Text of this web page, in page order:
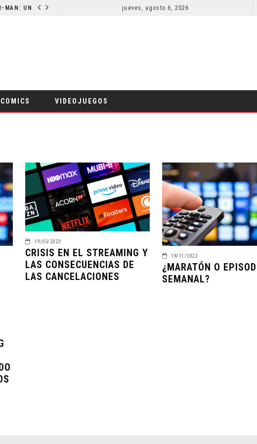
COMICSjueves, agosto 6, 2026
COMICS VIDEOJUEGOS
19/03/2023
CRISIS EN EL STREAMING Y
LAS CONSECUENCIAS DE
LAS CANCELACIONES
18/11/2022
¿MARATÓN O
SEMANAL?